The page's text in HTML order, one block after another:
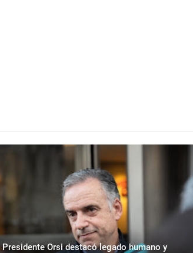
Presidente Orsi destacó legado humano y